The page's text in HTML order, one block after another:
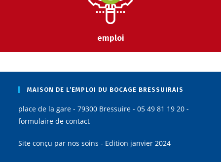
emploi
MAISON DE L’EMPLOI DU BOCAGE BRESSUIRAIS
place de la gare - 79300 Bressuire - 05 49 81 19 20 -
formulaire de contact
Site conçu par nos soins - Edition janvier 2024